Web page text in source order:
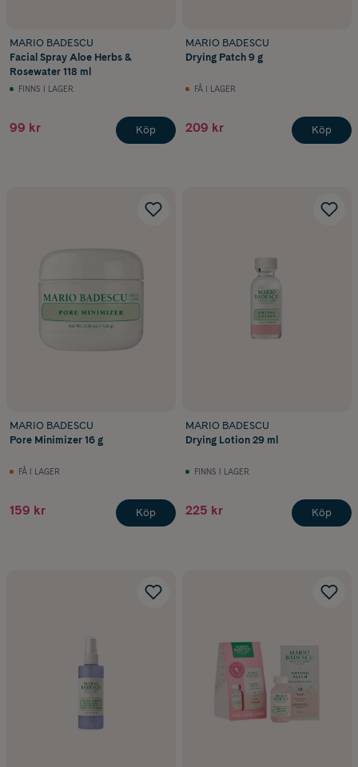
MARIO BADESCU
Facial Spray Aloe Herbs &
Rosewater 118 ml
FINNS I LAGER
99 kr Köp
MARIO BADESCU
Drying Patch 9 g
FÅ I LAGER
209 kr Köp
MARIO BADESCU
Pore Minimizer 16 g
FÅ I LAGER
159 kr Köp
MARIO BADESCU
Drying Lotion 29 ml
FINNS I LAGER
225 kr Köp